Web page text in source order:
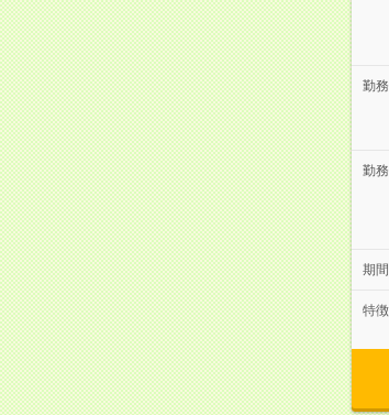
勤
勤
期間
特徴